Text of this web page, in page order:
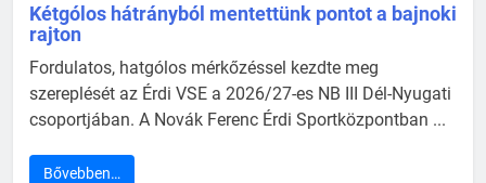
Kétgólos hátrányból mentettünk pontot a bajnoki
rajton
Fordulatos, hatgólos mérkőzéssel kezdte meg
szereplését az Érdi VSE a 2026/27-es NB III Dél-Nyugati
csoportjában. A Novák Ferenc Érdi Sportközpontban ...
Bővebben…